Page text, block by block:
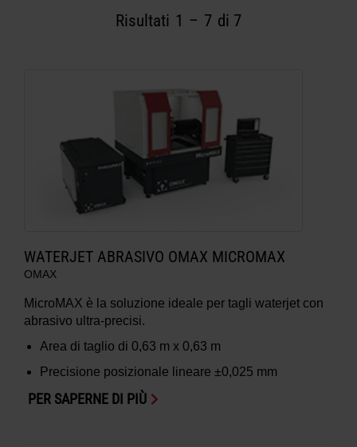
Risultati 1 – 7 di 7
WATERJET ABRASIVO OMAX MICROMAX
OMAX
MicroMAX è la soluzione ideale per tagli waterjet con
abrasivo ultra-precisi.
Area di taglio di 0,63 m x 0,63 m
Precisione posizionale lineare ±0,025 mm
PER SAPERNE DI PIÙ